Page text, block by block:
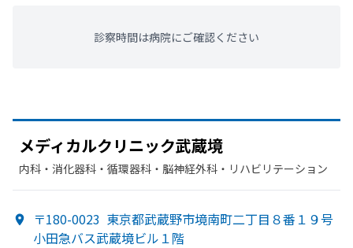
診察時間は病院にご確認ください
メディカルクリニック武蔵境
内科・​消化器科・​循環器科・​脳神経外科・​リハビリテーション
〒180-0023 東京都武蔵野市境南町二丁目８番１９号
小田急バス武蔵境ビル１階